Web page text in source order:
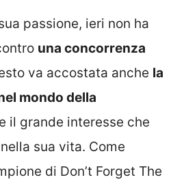
passione, ieri non ha
una concorrenza
va accostata anche la
mondo della
e il grande interesse che
sua vita. Come
di Don’t Forget The